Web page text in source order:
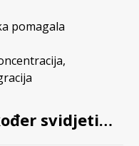
pomagala
,
svidjeti…